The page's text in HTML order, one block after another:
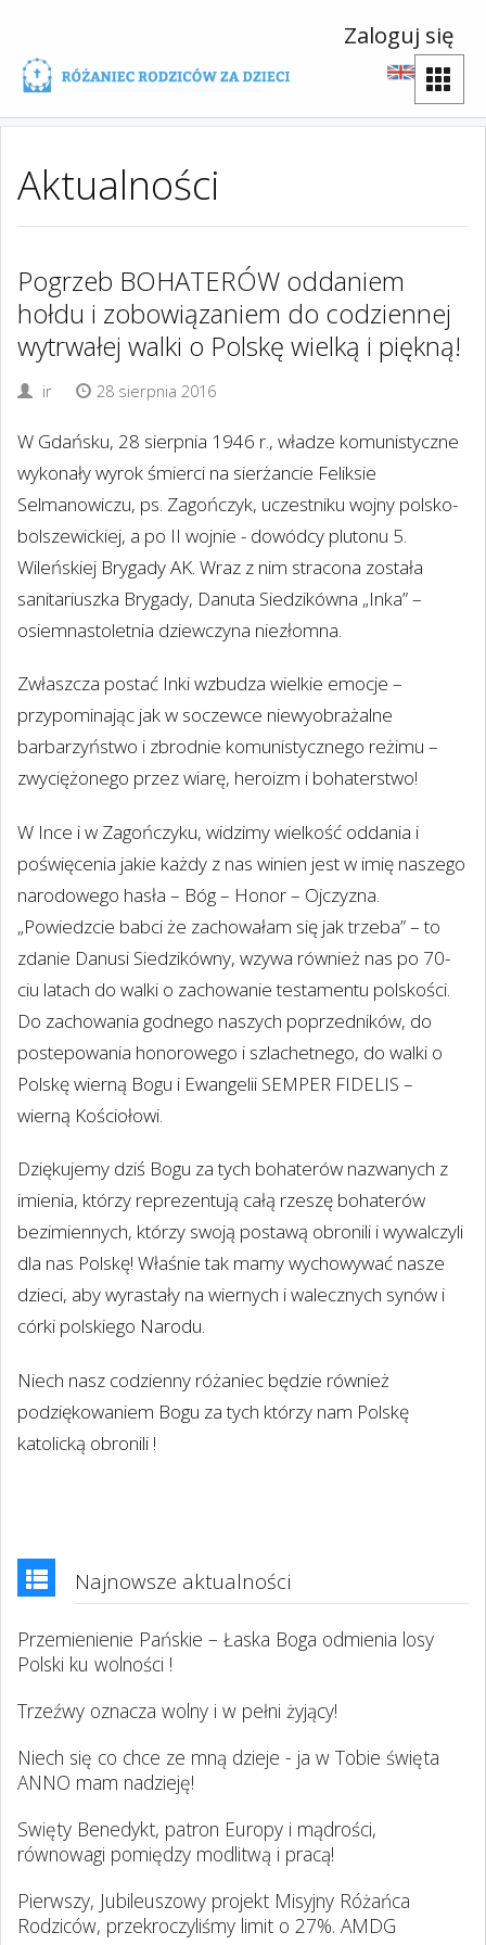
Zaloguj się
Aktualności
Pogrzeb BOHATERÓW oddaniem
hołdu i zobowiązaniem do codziennej
wytrwałej walki o Polskę wielką i piękną!
ir 28 sierpnia 2016
W Gdańsku, 28 sierpnia 1946 r., władze komunistyczne
wykonały wyrok śmierci na sierżancie Feliksie
Selmanowiczu, ps. Zagończyk, uczestniku wojny polsko-
bolszewickiej, a po II wojnie - dowódcy plutonu 5.
Wileńskiej Brygady AK. Wraz z nim stracona została
sanitariuszka Brygady, Danuta Siedzikówna „Inka” –
osiemnastoletnia dziewczyna niezłomna.
Zwłaszcza postać Inki wzbudza wielkie emocje –
przypominając jak w soczewce niewyobrażalne
barbarzyństwo i zbrodnie komunistycznego reżimu –
zwyciężonego przez wiarę, heroizm i bohaterstwo!
W Ince i w Zagończyku, widzimy wielkość oddania i
poświęcenia jakie każdy z nas winien jest w imię naszego
narodowego hasła – Bóg – Honor – Ojczyzna.
„Powiedzcie babci że zachowałam się jak trzeba” – to
zdanie Danusi Siedzikówny, wzywa również nas po 70-
ciu latach do walki o zachowanie testamentu polskości.
Do zachowania godnego naszych poprzedników, do
postepowania honorowego i szlachetnego, do walki o
Polskę wierną Bogu i Ewangelii SEMPER FIDELIS –
wierną Kościołowi.
Dziękujemy dziś Bogu za tych bohaterów nazwanych z
imienia, którzy reprezentują całą rzeszę bohaterów
bezimiennych, którzy swoją postawą obronili i wywalczyli
dla nas Polskę! Właśnie tak mamy wychowywać nasze
dzieci, aby wyrastały na wiernych i walecznych synów i
córki polskiego Narodu.
Niech nasz codzienny różaniec będzie również
podziękowaniem Bogu za tych którzy nam Polskę
katolicką obronili !
Najnowsze aktualności
Przemienienie Pańskie – Łaska Boga odmienia losy
Polski ku wolności !
Trzeźwy oznacza wolny i w pełni żyjący!
Niech się co chce ze mną dzieje - ja w Tobie święta
ANNO mam nadzieję!
Swięty Benedykt, patron Europy i mądrości,
równowagi pomiędzy modlitwą i pracą!
Pierwszy, Jubileuszowy projekt Misyjny Różańca
Rodziców, przekroczyliśmy limit o 27%. AMDG